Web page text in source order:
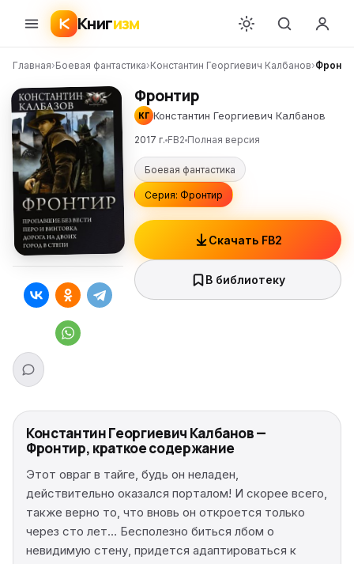
Книгизм
Главная›Боевая фантастика›Константин Георгиевич Калбанов›
Фронтир
КГ Константин Георгиевич Калбанов
2017 г. FB2 Полная версия
Боевая фантастика
Серия: Фронтир
Скачать FB2
В библиотеку
Константин Георгиевич Калбанов —
Фронтир, краткое содержание
Этот овраг в тайге, будь он неладен,
действительно оказался порталом! И скорее всего,
также верно то, что вновь он откроется только
через сто лет… Бесполезно биться лбом о
невидимую стену, придется адаптироваться к